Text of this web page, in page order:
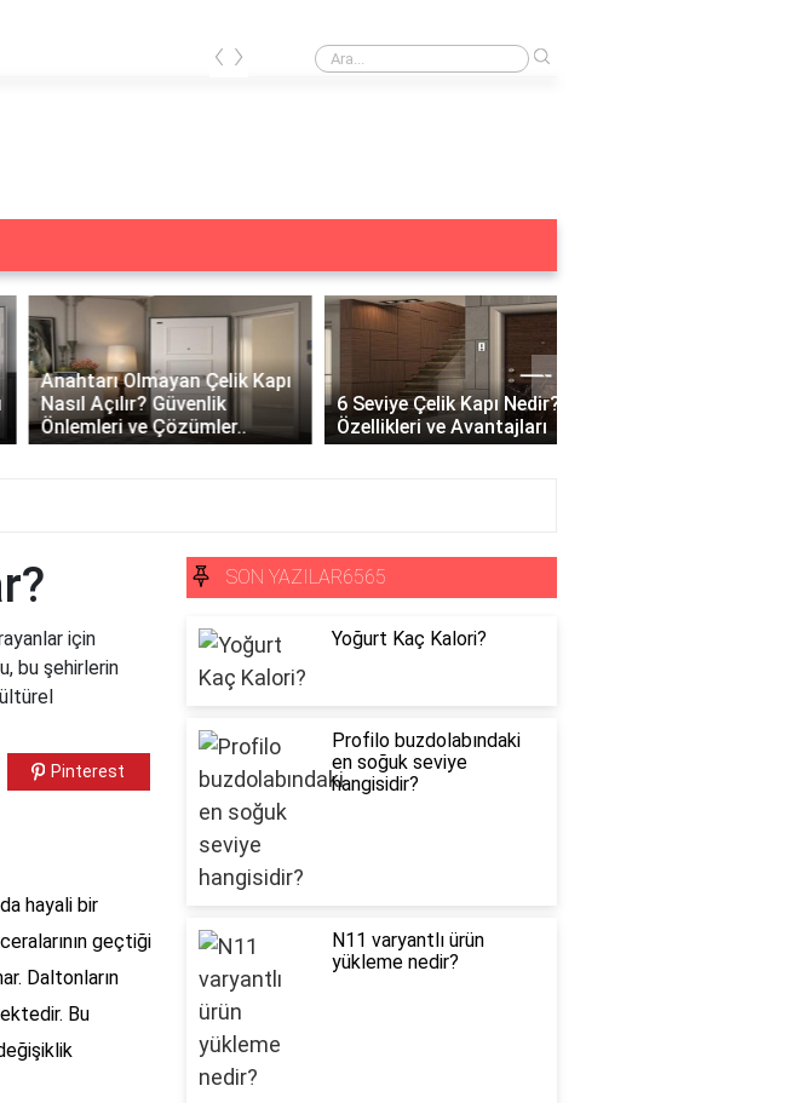
Merkezi kilit acilmiyor ne yapmalıyım?
‹ ›
Olmayan Çelik Kapı
Açılır? Güvenlik
ve Çözümler..
6 Seviye Çelik Kapı Nedir?
Özellikleri ve Avantajları
›
için
bu şehirlerin
Pinterest
hayali bir
geçtiği
Daltonların
Bu
SON YAZILAR6565
Yoğurt Kaç Kalori?
Profilo buzdolabındaki
en soğuk seviye
hangisidir?
N11 varyantlı ürün
yükleme nedir?